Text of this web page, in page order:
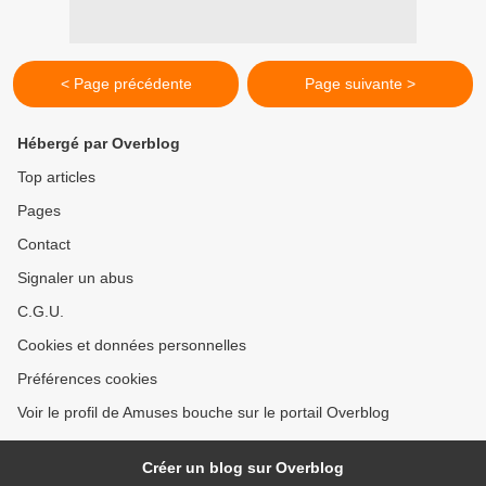
< Page précédente Page suivante >
Hébergé par Overblog
Top articles
Pages
Contact
Signaler un abus
C.G.U.
Cookies et données personnelles
Préférences cookies
Voir le profil de Amuses bouche sur le portail Overblog
Créer un blog sur Overblog